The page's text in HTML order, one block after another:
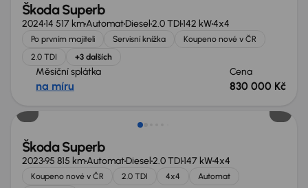
Škoda Superb
202414 517 kmAutomatDiesel2.0 TDI142 kW4x4
Po prvním majiteli Servisní knížka
Koupeno nové v ČR
2.0 TDI
+3 dalších
Měsíční splátka
na míru
Cena
830 000 Kč
Zlevněno o 30 000 Kč
Škoda Superb
202395 815 kmAutomatDiesel2.0 TDI147 kW4x4
Koupeno nové v ČR 2.0 TDI 4x4
Automat